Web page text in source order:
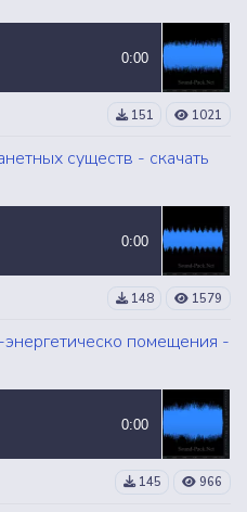
0:00
151 1021
существ - скачать
0:00
148 1579
помещения -
0:00
145 966